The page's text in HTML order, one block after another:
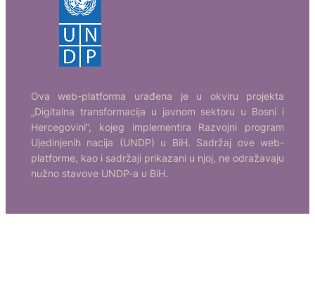
Ova web-platforma urađena je u okviru projekta
„Digitalna transformacija u javnom sektoru u Bosni i
Hercegovini“, kojeg implementira Razvojni program
Ujedinjenih nacija (UNDP) u BiH. Sadržaj ove web-
platforme, kao i sadržaji prikazani u njoj, ne odražavaju
nužno stavove UNDP-a u BiH.